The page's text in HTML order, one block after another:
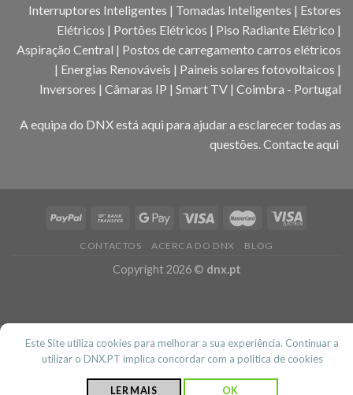
Interruptores Inteligentes | Tomadas Inteligentes | Estores
Elétricos | Portões Elétricos | Piso Radiante Elétrico |
Aspiração Central | Postos de carregamento carros elétricos
| Energias Renováveis | Paineis solares fotovoltaicos |
Inversores | Câmaras IP | Smart TV | Coimbra - Portugal
A equipa do DNX está aqui para ajudar a esclarecer todas as
questões.Contacte aqui
CONTACTOS ACERCA DO DNX BLOG
Copyright 2026 © dnx.pt
Este Site utiliza cookies para melhorar a sua experiência. Continuar a
utilizar o DNX.PT implica concordar com a politica de cookies